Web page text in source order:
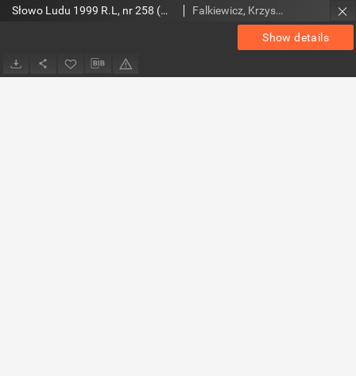
Show details
Słowo Ludu 1999 R.L, nr 258 (magazyn) Falkiewicz, Krzysztof. Red.